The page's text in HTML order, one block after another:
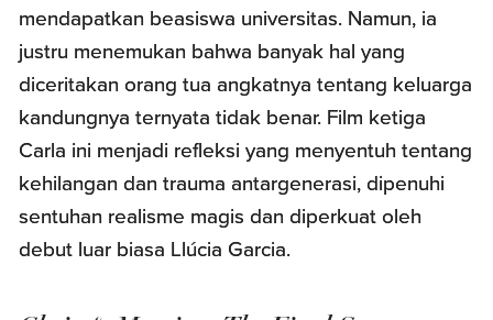
mendapatkan beasiswa universitas. Namun, ia
justru menemukan bahwa banyak hal yang
diceritakan orang tua angkatnya tentang keluarga
kandungnya ternyata tidak benar. Film ketiga
Carla ini menjadi refleksi yang menyentuh tentang
kehilangan dan trauma antargenerasi, dipenuhi
sentuhan realisme magis dan diperkuat oleh
debut luar biasa Llúcia Garcia.